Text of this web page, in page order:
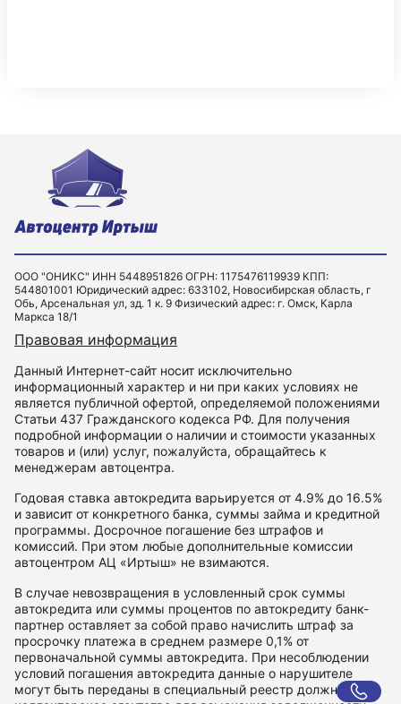
ООО "ОНИКС" ИНН 5448951826 ОГРН: 1175476119939 КПП:
544801001 Юридический адрес: 633102, Новосибирская область, г
Обь, Арсенальная ул, зд. 1 к. 9 Физический адрес: г. Омск, Карла
Маркса 18/1
Правовая информация
Данный Интернет-сайт носит исключительно
информационный характер и ни при каких условиях не
является публичной офертой, определяемой положениями
Статьи 437 Гражданского кодекса РФ. Для получения
подробной информации о наличии и стоимости указанных
товаров и (или) услуг, пожалуйста, обращайтесь к
менеджерам автоцентра.
Годовая ставка автокредита варьируется от 4.9% до 16.5%
и зависит от конкретного банка, суммы займа и кредитной
программы. Досрочное погашение без штрафов и
комиссий. При этом любые дополнительные комиссии
автоцентром АЦ «Иртыш» не взимаются.
В случае невозвращения в условленный срок суммы
автокредита или суммы процентов по автокредиту банк-
партнер оставляет за собой право начислить штраф за
просрочку платежа в среднем размере 0,1% от
первоначальной суммы автокредита. При несоблюдении
условий погашения автокредита данные о нарушителе
могут быть переданы в специальный реестр должников и